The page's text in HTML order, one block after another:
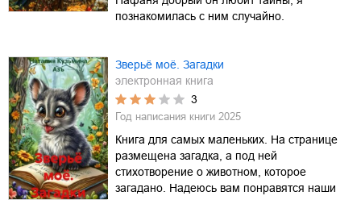
познакомилась с ним случайно.
Зверьё моё. Загадки
электронная книга
3
Год написания книги 2025
Книга для самых маленьких. На странице
размещена загадка, а под ней
стихотворение о животном, которое
загадано. Надеюсь вам понравятся наши